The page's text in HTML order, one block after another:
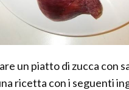
un piatto di zucca con
ricetta con i seguenti